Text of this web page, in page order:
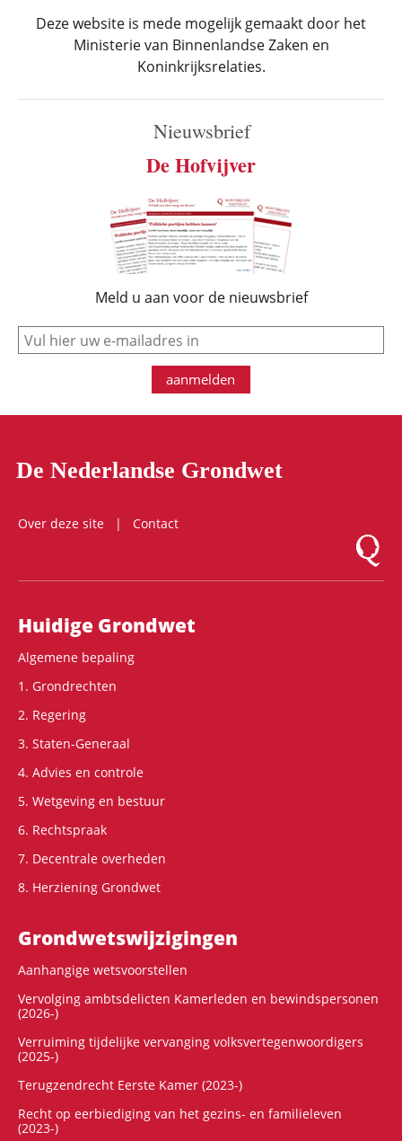
Deze website is mede mogelijk gemaakt door het
Ministerie van Binnenlandse Zaken en
Koninkrijksrelaties.
Nieuwsbrief
De Hofvijver
Meld u aan voor de nieuwsbrief
e-mail
aanmelden
De Nederlandse Grondwet
Over deze site
Contact
Logo
Hoofdnavigatie
Huidige Grondwet
Algemene bepaling
1. Grondrechten
2. Regering
3. Staten-Generaal
4. Advies en controle
5. Wetgeving en bestuur
6. Rechtspraak
7. Decentrale overheden
8. Herziening Grondwet
Grondwets­wijzigingen
Aanhangige wetsvoorstellen
Vervolging ambtsdelicten Kamerleden en bewindspersonen
(2026-)
Verruiming tijdelijke vervanging volksvertegenwoordigers
(2025-)
Terugzendrecht Eerste Kamer (2023-)
Recht op eerbiediging van het gezins- en familieleven
(2023-)